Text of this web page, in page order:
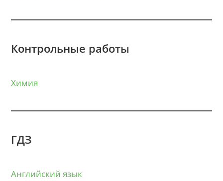
Контрольные работы
Химия
ГДЗ
Английский язык